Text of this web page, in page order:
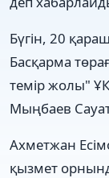
Бүгін, 20
Басқарма
темір жолы"
Мыңбаев
Ахметжан
қызмет